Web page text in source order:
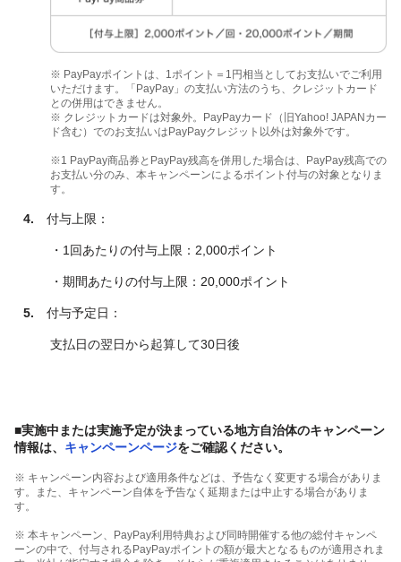
※ PayPayポイントは、1ポイント＝1円相当としてお支払いでご利用
いただけます。「PayPay」の支払い方法のうち、クレジットカード
との併用はできません。
※ クレジットカードは対象外。PayPayカード（旧Yahoo! JAPANカー
ド含む）でのお支払いはPayPayクレジット以外は対象外です。
※1 PayPay商品券とPayPay残高を併用した場合は、PayPay残高での
お支払い分のみ、本キャンペーンによるポイント付与の対象となりま
す。
4. 付与上限：
・1回あたりの付与上限：2,000ポイント
・期間あたりの付与上限：20,000ポイント
5. 付与予定日：
支払日の翌日から起算して30日後
■実施中または実施予定が決まっている地方自治体のキャンペーン
情報は、 キャンペーンページをご確認ください。
※ キャンペーン内容および適用条件などは、予告なく変更する場合がありま
す。また、キャンペーン自体を予告なく延期または中止する場合がありま
す。
※ 本キャンペーン、PayPay利用特典および同時開催する他の総付キャンペ
ーンの中で、付与されるPayPayポイントの額が最大となるものが適用されま